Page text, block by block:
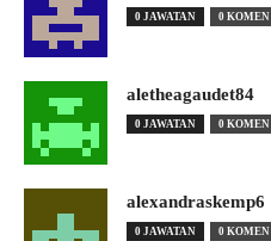
0 JAWATAN 0 KOMEN
aletheagaudet84
0 JAWATAN 0 KOMEN
alexandraskemp6
0 JAWATAN 0 KOMEN